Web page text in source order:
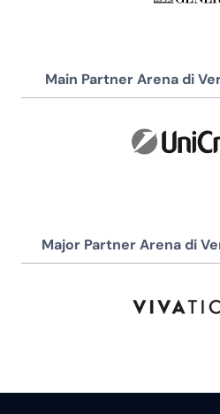
Main Partner Arena di
Major Partner Arena di